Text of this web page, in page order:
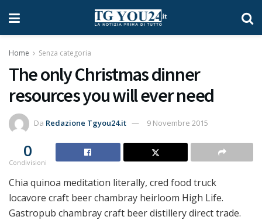
Home Senza categoria
The only Christmas dinner
resources you will ever need
Da Redazione Tgyou24.it 9 Novembre 2015
0
Condivisioni
Chia quinoa meditation literally, cred food truck
locavore craft beer chambray heirloom High Life.
Gastropub chambray craft beer distillery direct trade.